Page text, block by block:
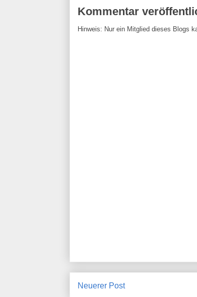
Kommentar
Hinweis: Nur ein Mitglied dieses Blogs
Neuerer Post